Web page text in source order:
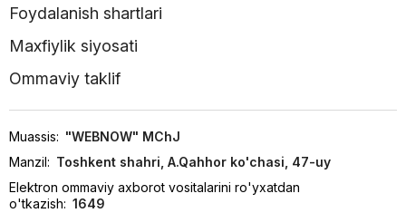
Foydalanish shartlari
Maxfiylik siyosati
Ommaviy taklif
Muassis: "WEBNOW" MChJ
Manzil: Toshkent shahri, A.Qahhor ko'chasi, 47-uy
Elektron ommaviy axborot vositalarini ro'yxatdan
o'tkazish: 1649